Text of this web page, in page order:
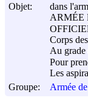
Objet:
dans
ARMÉE
Corps
Au grade
Pour
Les
Groupe:
Armée